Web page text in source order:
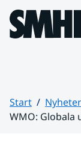
Hoppa till sidans
Start
Nyheter
WMO: